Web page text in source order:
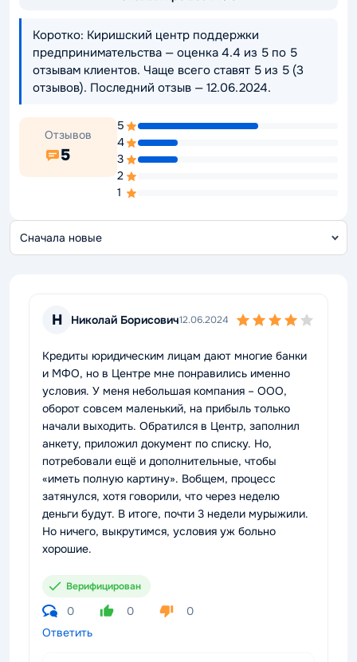
Коротко: Киришский центр поддержки
предпринимательства — оценка 4.4 из 5 по 5
отзывам клиентов. Чаще всего ставят 5 из 5 (3
отзывов). Последний отзыв — 12.06.2024.
Отзывов
5
5
4
3
2
1
Н Николай Борисович12.06.2024
Кредиты юридическим лицам дают многие банки
и МФО, но в Центре мне понравились именно
условия. У меня небольшая компания – ООО,
оборот совсем маленький, на прибыль только
начали выходить. Обратился в Центр, заполнил
анкету, приложил документ по списку. Но,
потребовали ещё и дополнительные, чтобы
«иметь полную картину». Вобщем, процесс
затянулся, хотя говорили, что через неделю
деньги будут. В итоге, почти 3 недели мурыжили.
Но ничего, выкрутимся, условия уж больно
хорошие.
Верифицирован
0 0
0
Ответить